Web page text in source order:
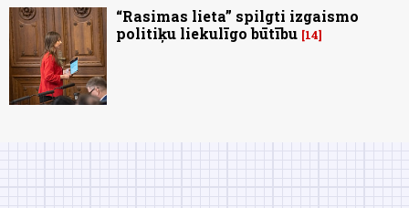
“Rasimas lieta” spilgti izgaismo
politiķu liekulīgo būtību 14